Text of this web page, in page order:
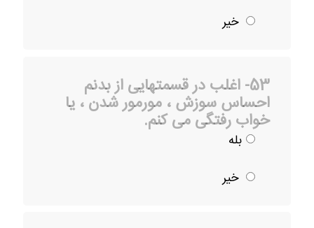
خیر
53- اغلب در قسمتهایی از بدنم
احساس سوزش ، مورمور شدن ، یا
خواب رفتگی می کنم.
بله
خیر